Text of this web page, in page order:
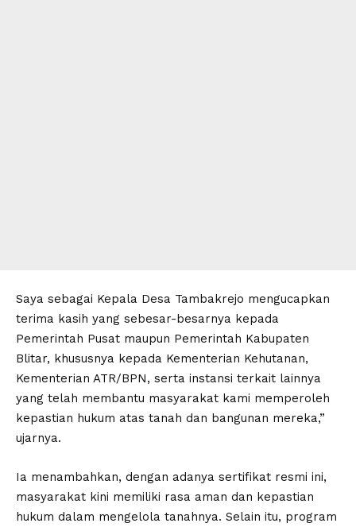
Saya sebagai Kepala Desa Tambakrejo mengucapkan
terima kasih yang sebesar-besarnya kepada
Pemerintah Pusat maupun Pemerintah Kabupaten
Blitar, khususnya kepada Kementerian Kehutanan,
Kementerian ATR/BPN, serta instansi terkait lainnya
yang telah membantu masyarakat kami memperoleh
kepastian hukum atas tanah dan bangunan mereka,”
ujarnya.
Ia menambahkan, dengan adanya sertifikat resmi ini,
masyarakat kini memiliki rasa aman dan kepastian
hukum dalam mengelola tanahnya. Selain itu, program